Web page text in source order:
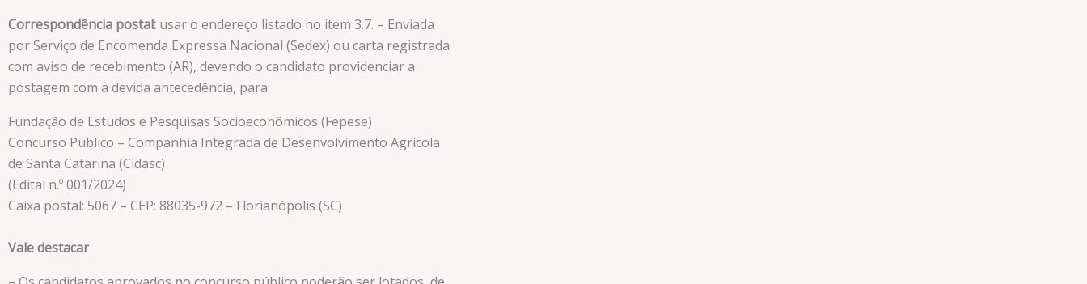
Correspondência postal: usar o endereço listado no item 3.7. – Enviada
por Serviço de Encomenda Expressa Nacional (Sedex) ou carta registrada
com aviso de recebimento (AR), devendo o candidato providenciar a
postagem com a devida antecedência, para:
Fundação de Estudos e Pesquisas Socioeconômicos (Fepese)
Concurso Público – Companhia Integrada de Desenvolvimento Agrícola
de Santa Catarina (Cidasc)
(Edital n.º 001/2024)
Caixa postal: 5067 – CEP: 88035-972 – Florianópolis (SC)
Vale destacar